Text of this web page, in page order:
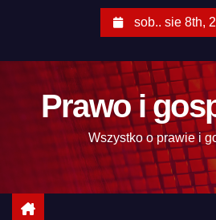
sob.. sie 8th,
Prawo i
Wszystko o prawie i